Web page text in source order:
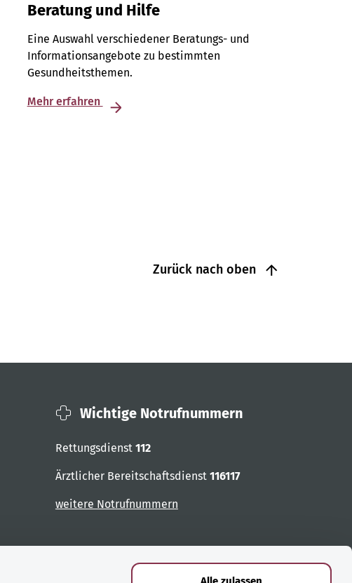
Beratung und Hilfe
Eine Auswahl verschiedener Beratungs- und
Informationsangebote zu bestimmten
Gesundheitsthemen.
Mehr erfahren
Zurück nach oben
Wichtige Notrufnummern
Rettungsdienst 112
Ärztlicher Bereitschaftsdienst 116117
weitere Notrufnummern